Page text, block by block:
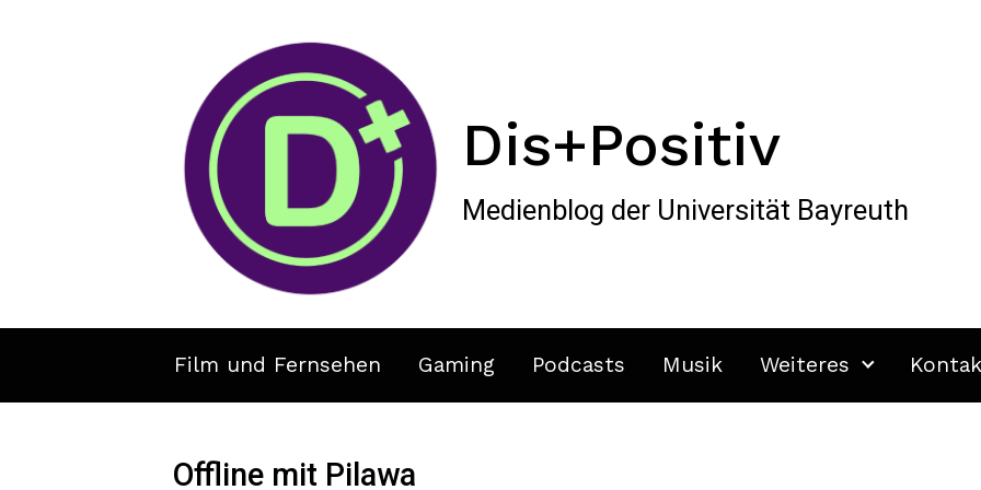
Dis+Positiv
Medienblog der Universität Bayreuth
Film und Fernsehen Gaming Podcasts Musik Weiteres
Offline mit Pilawa